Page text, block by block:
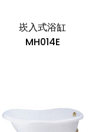
崁入式浴缸
MH014E